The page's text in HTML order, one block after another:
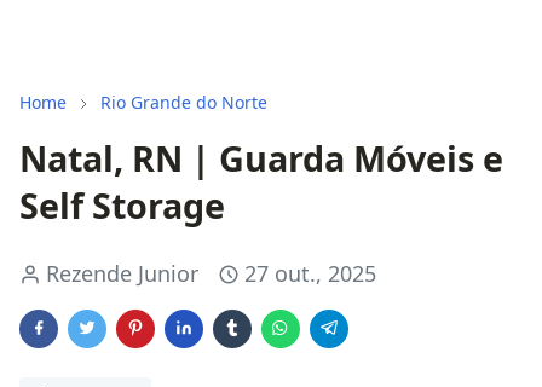
Home Rio Grande do Norte
Natal, RN | Guarda Móveis e
Self Storage
Rezende Junior 27 out., 2025